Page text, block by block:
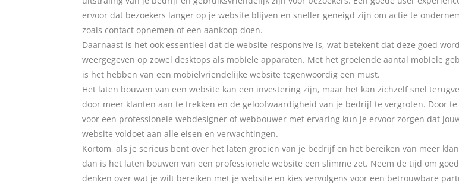
ervoor dat bezoekers langer op je website blijven en sneller geneigd zijn om actie te
zoals contact opnemen of een aankoop doen.
Daarnaast is het ook essentieel dat de website responsive is, wat betekent dat deze goed
weergegeven op zowel desktops als mobiele apparaten. Met het groeiende aantal mobiele
is het hebben van een mobielvriendelijke website tegenwoordig een must.
Het laten bouwen van een website kan een investering zijn, maar het kan zichzelf snel
door meer klanten aan te trekken en de geloofwaardigheid van je bedrijf te vergroten. Door te
voor een professionele webdesigner of webbouwer met ervaring kun je ervoor zorgen dat
website voldoet aan alle eisen en verwachtingen.
Kortom, als je serieus bent over het laten groeien van je bedrijf en het bereiken van meer
dan is het laten bouwen van een professionele website een slimme zet. Neem de tijd om
denken over wat je wilt bereiken met je website en kies vervolgens voor een betrouwbare